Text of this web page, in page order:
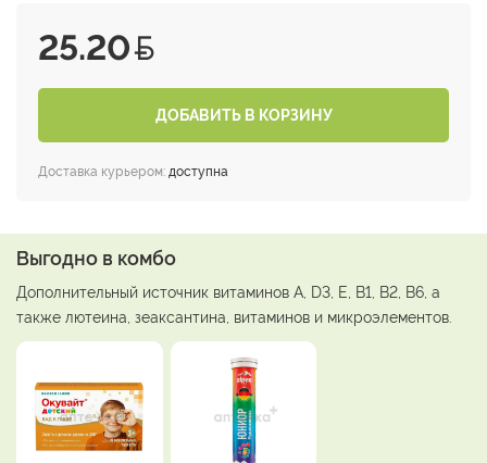
25.20
ДОБАВИТЬ В КОРЗИНУ
Доставка курьером: доступна
Выгодно в комбо
Дополнительный источник витаминов A, D3, Е, B1, B2, B6, а
также лютеина, зеаксантина, витаминов и микроэлементов.